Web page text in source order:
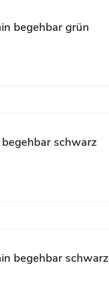
begehbar grün
schwarz
begehbar schwarz